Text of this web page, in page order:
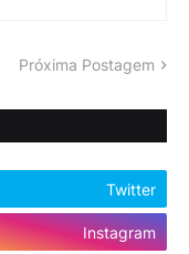
Próxima Postagem
Twitter
Instagram